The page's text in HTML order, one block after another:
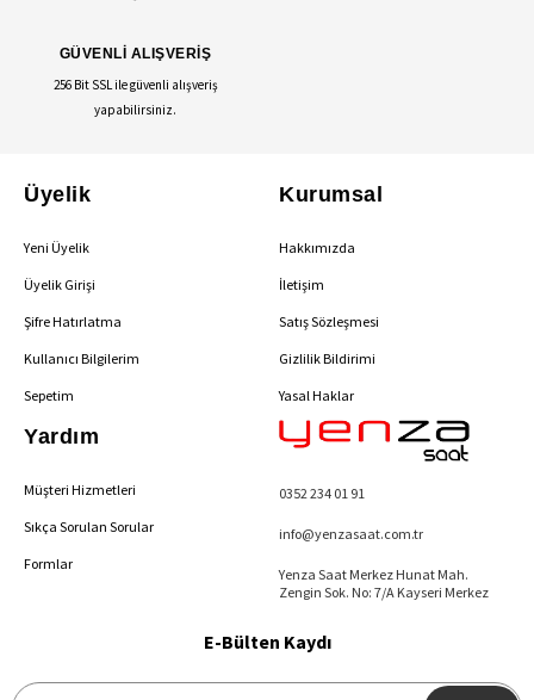
GÜVENLİ ALIŞVERİŞ
256 Bit SSL ile güvenli alışveriş
yapabilirsiniz.
Üyelik
Yeni Üyelik
Üyelik Girişi
Şifre Hatırlatma
Kullanıcı Bilgilerim
Sepetim
Kurumsal
Hakkımızda
İletişim
Satış Sözleşmesi
Gizlilik Bildirimi
Yasal Haklar
Yardım
Müşteri Hizmetleri
Sıkça Sorulan Sorular
Formlar
0352 234 01 91
info@yenzasaat.com.tr
Yenza Saat Merkez Hunat Mah.
Zengin Sok. No: 7/A Kayseri Merkez
E-Bülten Kaydı